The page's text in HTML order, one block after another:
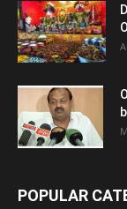
POPULAR